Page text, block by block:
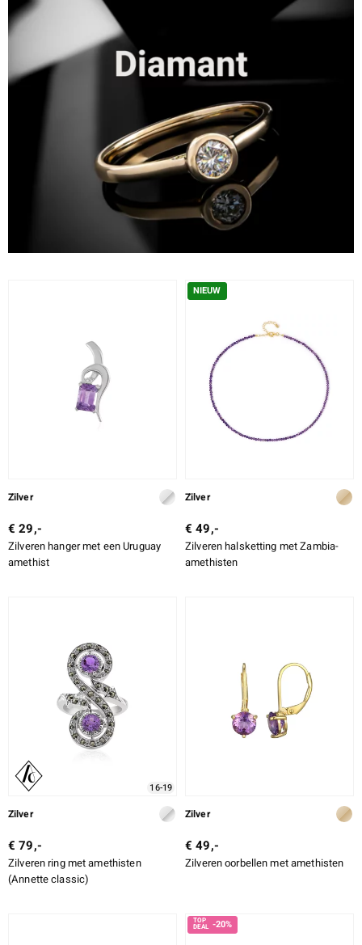
Zilver
€ 29,-
Zilveren hanger met een Uruguay
amethist
NIEUW
Zilver
€ 49,-
Zilveren halsketting met Zambia-
amethisten
16-19
Zilver
€ 79,-
Zilveren ring met amethisten
(Annette classic)
Zilver
€ 49,-
Zilveren oorbellen met amethisten
-20%